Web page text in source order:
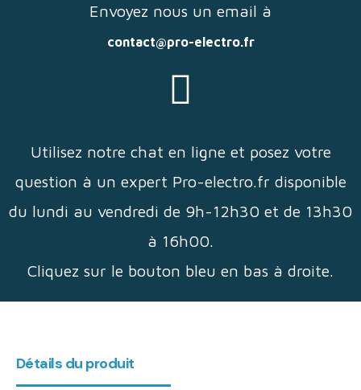
Envoyez nous un email à
contact@pro-electro.fr
Utilisez notre chat en ligne et posez votre
question à un expert Pro-electro.fr disponible
du lundi au vendredi de 9h-12h30 et de 13h30
à 16h00.
Cliquez sur le bouton bleu en bas à droite.
Détails du produit